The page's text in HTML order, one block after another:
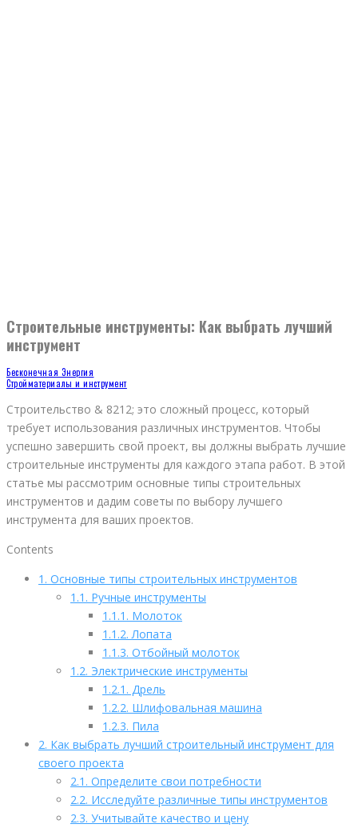
Строительные инструменты: Как выбрать лучший
инструмент
Бесконечная Энергия
Стройматериалы и инструмент
Строительство & 8212; это сложный процесс, который
требует использования различных инструментов. Чтобы
успешно завершить свой проект, вы должны выбрать лучшие
строительные инструменты для каждого этапа работ. В этой
статье мы рассмотрим основные типы строительных
инструментов и дадим советы по выбору лучшего
инструмента для ваших проектов.
Contents
1. Основные типы строительных инструментов
1.1. Ручные инструменты
1.1.1. Молоток
1.1.2. Лопата
1.1.3. Отбойный молоток
1.2. Электрические инструменты
1.2.1. Дрель
1.2.2. Шлифовальная машина
1.2.3. Пила
2. Как выбрать лучший строительный инструмент для
своего проекта
2.1. Определите свои потребности
2.2. Исследуйте различные типы инструментов
2.3. Учитывайте качество и цену